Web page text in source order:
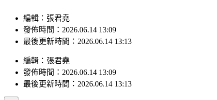
編輯：張君堯
發佈時間：2026.06.14 13:09
最後更新時間：2026.06.14 13:13
編輯 ： 張君堯
發佈時間： 2026.06.14 13:09
最後更新時間： 2026.06.14 13:13